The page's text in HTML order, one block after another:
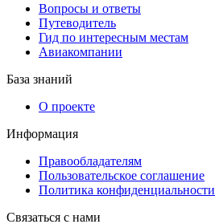
Вопросы и ответы
Путеводитель
Гид по интересным местам
Авиакомпании
База знаний
О проекте
Информация
Правообладателям
Пользовательское соглашение
Политика конфиденциальности
Связаться с нами